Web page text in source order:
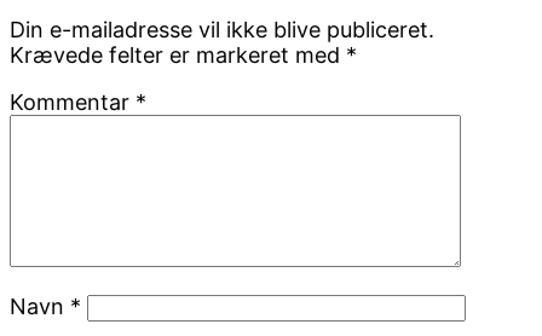
Din e-mailadresse vil ikke blive publiceret.
Krævede felter er markeret med *
Kommentar *
Navn *